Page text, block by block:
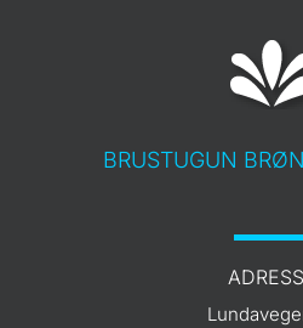
BRUSTUGUN